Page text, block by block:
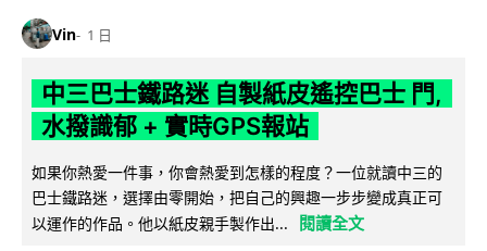
Vin 1 日
中三巴士鐵路迷 自製紙皮遙控巴士 門,
水撥識郁 + 實時GPS報站
如果你熱愛一件事，你會熱愛到怎樣的程度？一位就讀中三的
巴士鐵路迷，選擇由零開始，把自己的興趣一步步變成真正可
以運作的作品。他以紙皮親手製作出...
閱讀全文